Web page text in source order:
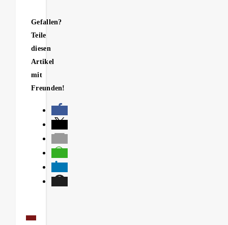
Gefallen?
Teile
diesen
Artikel
mit
Freunden!